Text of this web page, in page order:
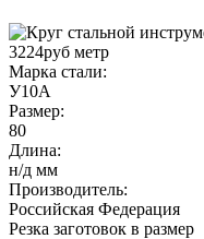
Марка стали:
У10А
Размер:
80
Длина:
н/д мм
Производитель:
Российская Федерация
Резка заготовок в размер